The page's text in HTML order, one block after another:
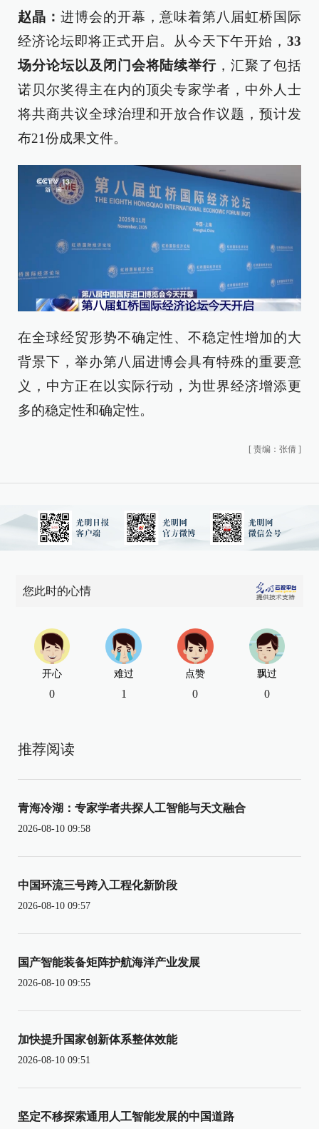
赵晶： 进博会的开幕，意味着第八届虹桥国际
经济论坛即将正式开启。从今天下午开始， 33
场分论坛以及闭门会将陆续举行 ，汇聚了包括
诺贝尔奖得主在内的顶尖专家学者，中外人士
将共商共议全球治理和开放合作议题，预计发
布21份成果文件。
在全球经贸形势不确定性、不稳定性增加的大
背景下，举办第八届进博会具有特殊的重要意
义，中方正在以实际行动，为世界经济增添更
多的稳定性和确定性。
[ 责编：张倩 ]
您此时的心情
开心
0
难过
1
点赞
0
飘过
0
推荐阅读
青海冷湖：专家学者共探人工智能与天文融合
2026-08-10 09:58
中国环流三号跨入工程化新阶段
2026-08-10 09:57
国产智能装备矩阵护航海洋产业发展
2026-08-10 09:55
加快提升国家创新体系整体效能
2026-08-10 09:51
坚定不移探索通用人工智能发展的中国道路